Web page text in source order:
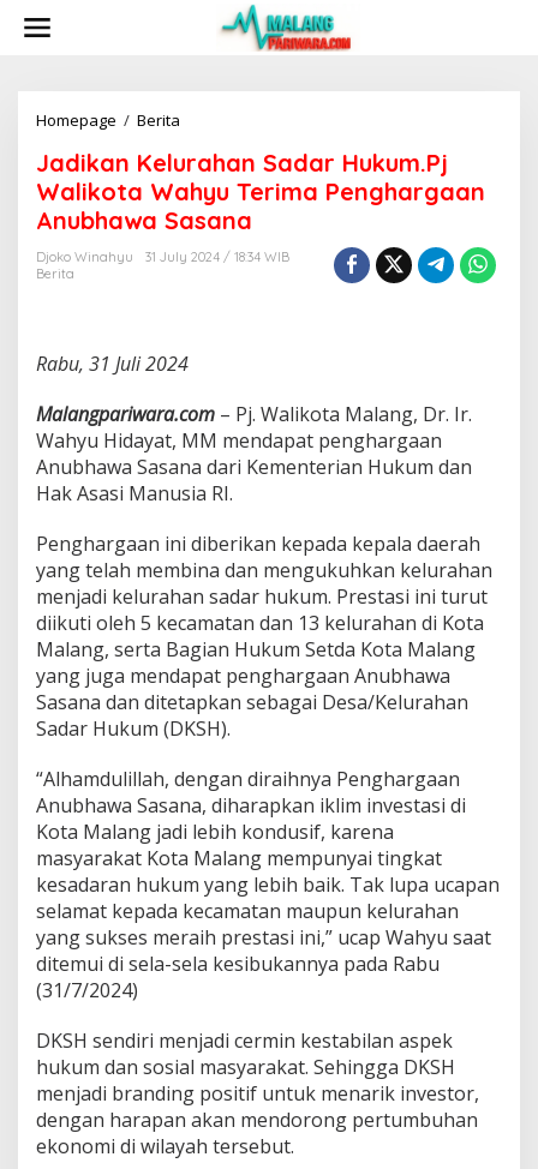
Homepage / Berita
d
i
k
a
n
K
r
a
n
S
a
r
H
u
k
m
.
P
j
a
l
i
k
o
t
a
W
a
h
e
r
i
m
P
Jadikan Kelurahan Sadar Hukum.Pj
Walikota Wahyu Terima Penghargaan
Anubhawa Sasana
Djoko Winahyu
31 July 2024 / 18:34 WIB
Berita
Rabu, 31 Juli 2024
Malangpariwara.com – Pj. Walikota Malang, Dr. Ir.
Wahyu Hidayat, MM mendapat penghargaan
Anubhawa Sasana dari Kementerian Hukum dan
Hak Asasi Manusia RI.
Penghargaan ini diberikan kepada kepala daerah
yang telah membina dan mengukuhkan kelurahan
menjadi kelurahan sadar hukum. Prestasi ini turut
diikuti oleh 5 kecamatan dan 13 kelurahan di Kota
Malang, serta Bagian Hukum Setda Kota Malang
yang juga mendapat penghargaan Anubhawa
Sasana dan ditetapkan sebagai Desa/Kelurahan
Sadar Hukum (DKSH).
“Alhamdulillah, dengan diraihnya Penghargaan
Anubhawa Sasana, diharapkan iklim investasi di
Kota Malang jadi lebih kondusif, karena
masyarakat Kota Malang mempunyai tingkat
kesadaran hukum yang lebih baik. Tak lupa ucapan
selamat kepada kecamatan maupun kelurahan
yang sukses meraih prestasi ini,” ucap Wahyu saat
ditemui di sela-sela kesibukannya pada Rabu
(31/7/2024)
DKSH sendiri menjadi cermin kestabilan aspek
hukum dan sosial masyarakat. Sehingga DKSH
menjadi branding positif untuk menarik investor,
dengan harapan akan mendorong pertumbuhan
ekonomi di wilayah tersebut.